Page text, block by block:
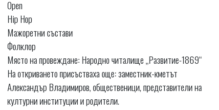
Open
Hip Hop
Мажоретни състави
Фолклор
Място на провеждане: Народно читалище „Развитие-1869“
На откриването присъстваха още: заместник-кметът
Александър Владимиров, общественици, представители на
културни институции и родители.